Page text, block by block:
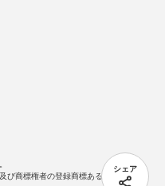
シェア
商標権者の登録商標あるいは商標で